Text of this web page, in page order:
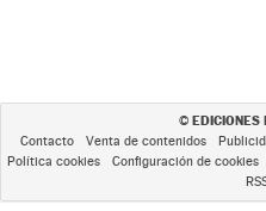
© EDICIONES
Contacto Venta de contenidos
Política cookies
Configuración de cookies